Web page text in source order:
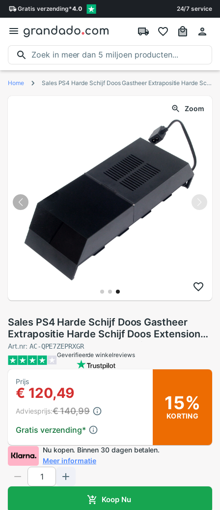
Gratis verzending*4.0 24/7 service
Home Sales PS4 Harde Schijf Doos Gastheer Extrapositie Harde Schijf Doos Extension Sata Hard Drive Ondersteuning 3.5-Inch Harde schijf Doos
Zoom
Sales PS4 Harde Schijf Doos Gastheer
Extrapositie Harde Schijf Doos Extension
Sata Hard Drive Ondersteuning 3.5-Inch
Harde schijf Doos
Art.nr: AC-QPE7ZEPRXGR
Geverifieerde winkelreviews
Prijs
€ 120,49
Gratis verzending*
Adviesprijs:€ 140,99 15%
KORTING
Nu kopen. Binnen 30 dagen betalen.
Meer informatie
Koop Nu